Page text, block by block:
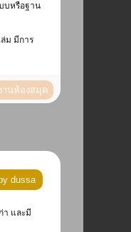
บหรือฐาน
ม มีการ
านห้องสมุด
dussa
า และมี